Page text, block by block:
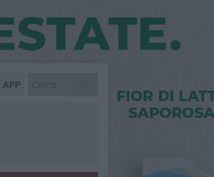
APP